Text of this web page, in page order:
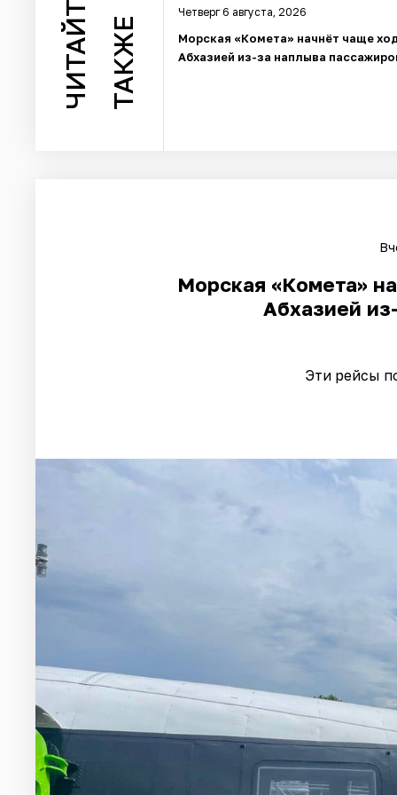
ЧИТАЙТЕ ТАКЖЕ
Четверг 6 августа, 2026
Морская «Комета» начнёт чаще
Абхазией из-за наплыва
Морская «Комета»
Абхазией
Эти рейсы